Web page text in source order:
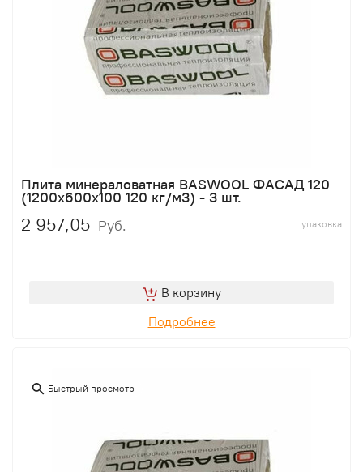
Плита минераловатная BASWOOL ФАСАД 120
(1200х600х100 120 кг/м3) - 3 шт.
2 957,05 Руб. упаковка
В корзину
Подробнее
Быстрый просмотр